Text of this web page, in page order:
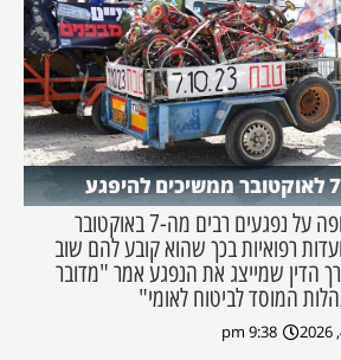
המוסד לביטוח לאומי כופה על נפגעים רבים מה-7 באוקטובר
רפואיות בכך שהוא קובע להם שוב
הדין שמייצג את הנפגע אמר "מדובר
המוסד לביטוח לאומי"
9:38 pm